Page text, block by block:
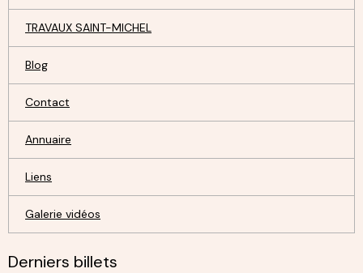
TRAVAUX SAINT-MICHEL
Blog
Contact
Annuaire
Liens
Galerie vidéos
Derniers billets